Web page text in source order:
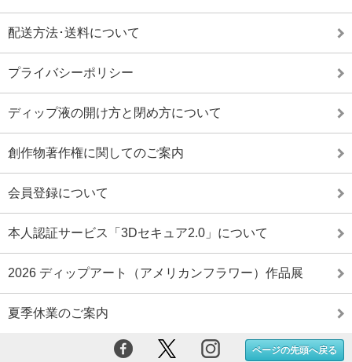
配送方法･送料について
プライバシーポリシー
ディップ液の開け方と閉め方について
創作物著作権に関してのご案内
会員登録について
本人認証サービス「3Dセキュア2.0」について
2026 ディップアート（アメリカンフラワー）作品展
夏季休業のご案内
ページの先頭へ戻る